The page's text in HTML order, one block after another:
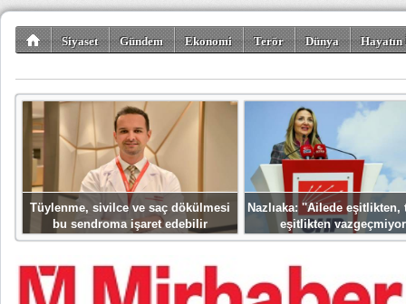
Siyaset Gündem Ekonomi Terör Dünya
Tüylenme, sivilce ve saç dökülmesi
bu sendroma işaret edebilir
Nazlıaka: ''Ailede eşitlikten,
eşitlikten